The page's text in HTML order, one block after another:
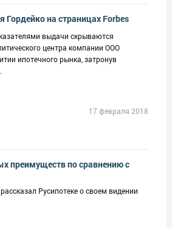
на страницах Forbes
выдачи скрываются
центра компании ООО
ипотечного рынка, затронув
17 февраля 2018
преимуществ по сравнению с
Русипотеке о своем видении